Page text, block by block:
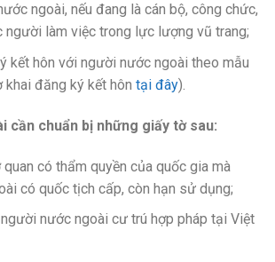
ngoài, nếu đang là cán bộ, công chức,
người làm việc trong lực lượng vũ trang;
kết hôn với người nước ngoài theo mẫu
đăng ký kết hôn tại đây).
cần chuẩn bị những giấy tờ sau:
có thẩm quyền của quốc gia mà
có quốc tịch cấp, còn hạn sử dụng;
nước ngoài cư trú hợp pháp tại Việt